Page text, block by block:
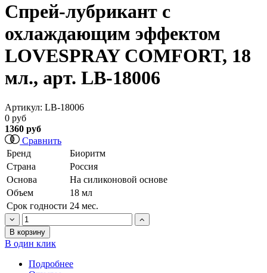
Спрей-лубрикант с
охлаждающим эффектом
LOVESPRAY COMFORT, 18
мл., арт. LB-18006
Артикул: LB-18006
0 руб
1360 руб
Сравнить
Бренд
Биоритм
Страна
Россия
Основа
На силиконовой основе
Объем
18 мл
Срок годности 24 мес.
В корзину
В один клик
Подробнее